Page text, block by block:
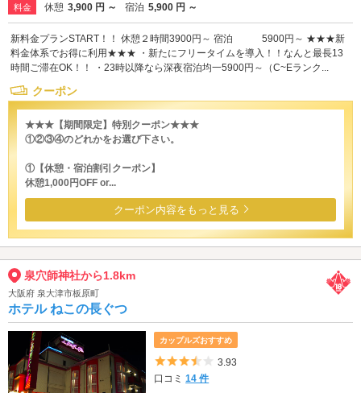
料金 休憩 3,900 円 ～ 宿泊 5,900 円 ～
新料金プランSTART！！ 休憩２時間3900円～ 宿泊 5900円～ ★★★新
料金体系でお得に利用★★★ ・新たにフリータイムを導入！！なんと最長13
時間ご滞在OK！！ ・23時以降なら深夜宿泊均一5900円～（C~Eランク...
クーポン
★★★【期間限定】特別クーポン★★★
①②③④のどれかをお選び下さい。
①【休憩・宿泊割引クーポン】
休憩1,000円OFF or...
クーポン内容をもっと見る
泉穴師神社から1.8km
大阪府 泉大津市板原町
ホテル ねこの長ぐつ
カップルズおすすめ
5つ星のうち3.5
3.93
口コミ14 件